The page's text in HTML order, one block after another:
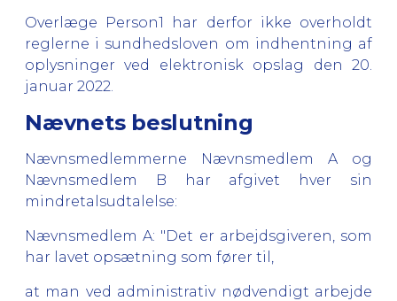
Overlæge Person1 har derfor ikke overholdt
reglerne i sundhedsloven om indhentning af
oplysninger ved elektronisk opslag den 20.
januar 2022.
Nævnets beslutning
Nævnsmedlemmerne Nævnsmedlem A og
Nævnsmedlem B har afgivet hver sin
mindretalsudtalelse:
Nævnsmedlem A: "Det er arbejdsgiveren, som
har lavet opsætning som fører til,
at man ved administrativ nødvendigt arbejde